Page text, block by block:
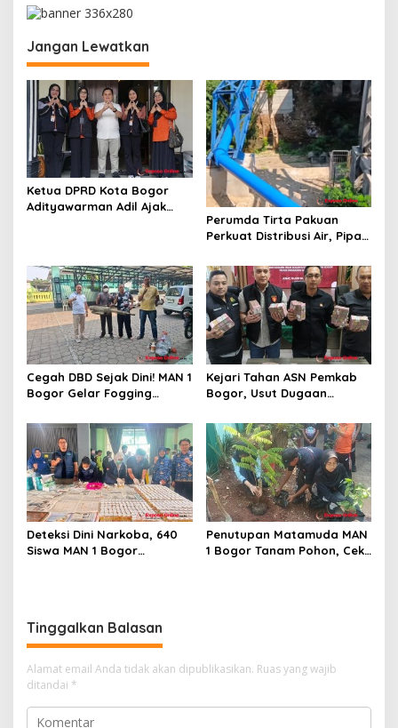
a
s
i
p
o
s
Jangan Lewatkan
Ketua DPRD Kota Bogor
Adityawarman Adil Ajak
Perumda Tirta Pakuan
Perkuat Distribusi Air, Pipa
Beroperasi
Cegah DBD Sejak Dini! MAN 1
Bogor Gelar Fogging
Belajar yang Aman
Kejari Tahan ASN Pemkab
Bogor, Usut Dugaan
Utara Rp93 Miliar
Deteksi Dini Narkoba, 640
Siswa MAN 1 Bogor
Penutupan Matamuda MAN
1 Bogor Tanam Pohon, Cek
Tinggalkan Balasan
Alamat email Anda tidak akan dipublikasikan. Ruas yang wajib
ditandai *